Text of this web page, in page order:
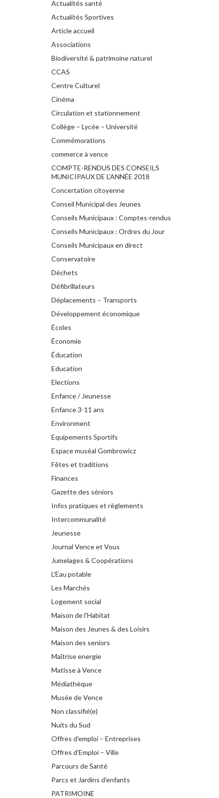
Actualités santé
Actualités Sportives
Article accueil
Associations
Biodiversité & patrimoine naturel
CCAS
Centre Culturel
Cinéma
Circulation et stationnement
Collège – Lycée – Université
Commémorations
commerce à vence
COMPTE-RENDUS DES CONSEILS
MUNICIPAUX DE L’ANNÉE 2018
Concertation citoyenne
Conseil Municipal des Jeunes
Conseils Municipaux : Comptes-rendus
Conseils Municipaux : Ordres du Jour
Conseils Municipaux en direct
Conservatoire
Déchets
Défibrillateurs
Déplacements – Transports
Développement économique
Écoles
Économie
Éducation
Education
Elections
Enfance / Jeunesse
Enfance 3-11 ans
Environment
Equipements Sportifs
Espace muséal Gombrowicz
Fêtes et traditions
Finances
Gazette des séniors
Infos pratiques et règlements
Intercommunalité
Jeunesse
Journal Vence et Vous
Jumelages & Coopérations
L'Eau potable
Les Marchés
Logement social
Maison de l'Habitat
Maison des Jeunes & des Loisirs
Maison des seniors
Maîtrise energie
Matisse à Vence
Médiathèque
Musée de Vence
Non classifié(e)
Nuits du Sud
Offres d'emploi – Entreprises
Offres d'Emploi – Ville
Parcours de Santé
Parcs et Jardins d'enfants
PATRIMOINE